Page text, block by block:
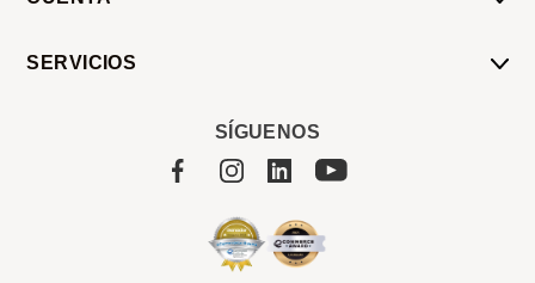
SERVICIOS
SÍGUENOS